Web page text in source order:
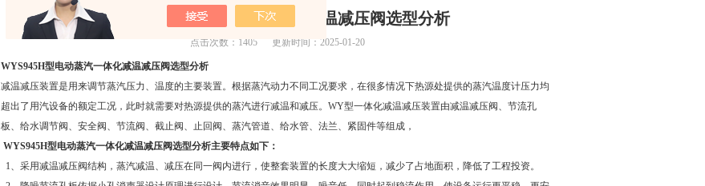
WYS945H型电动蒸汽一体化减温减压阀选型分析
点击次数：1405 更新时间：2025-01-20
WYS945H型电动蒸汽一体化减温减压阀选型分析
减温减压装置是用来调节蒸汽压力、温度的主要装置。根据蒸汽动力不同工况要求，在很多情况下热源处提供的蒸汽温度计压力均
超出了用汽设备的额定工况，此时就需要对热源提供的蒸汽进行减温和减压。WY型一体化减温减压装置由减温减压阀、节流孔
板、给水调节阀、安全阀、节流阀、截止阀、止回阀、蒸汽管道、给水管、法兰、紧固件等组成，
WYS945H型电动蒸汽一体化减温减压阀选型分析主要特点如下：
1、采用减温减压阀结构，蒸汽减温、减压在同一阀内进行，使整套装置的长度大大缩短，减少了占地面积，降低了工程投资。